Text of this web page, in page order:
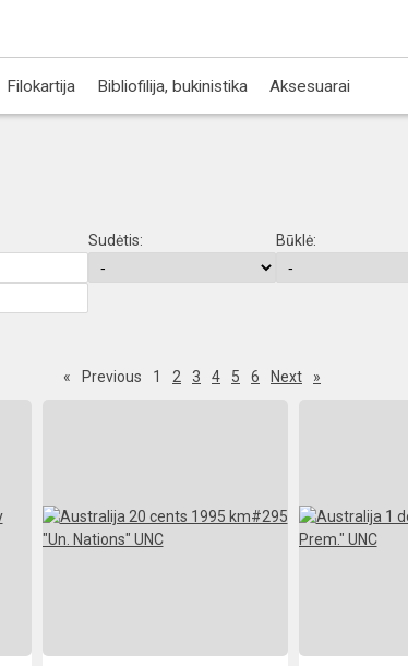
Filokartija Bibliofilija, bukinistika Aksesuarai
Sudėtis: Būklė:
« Previous 1 2 3 4 5 6 Next »